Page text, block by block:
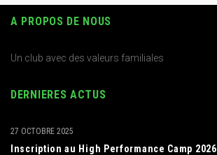
A PROPOS DE NOUS
Un club avec des valeurs familiales
DERNIERES ACTUS
Inscription au High Performance Camp 2026
27 OCTOBRE 2025